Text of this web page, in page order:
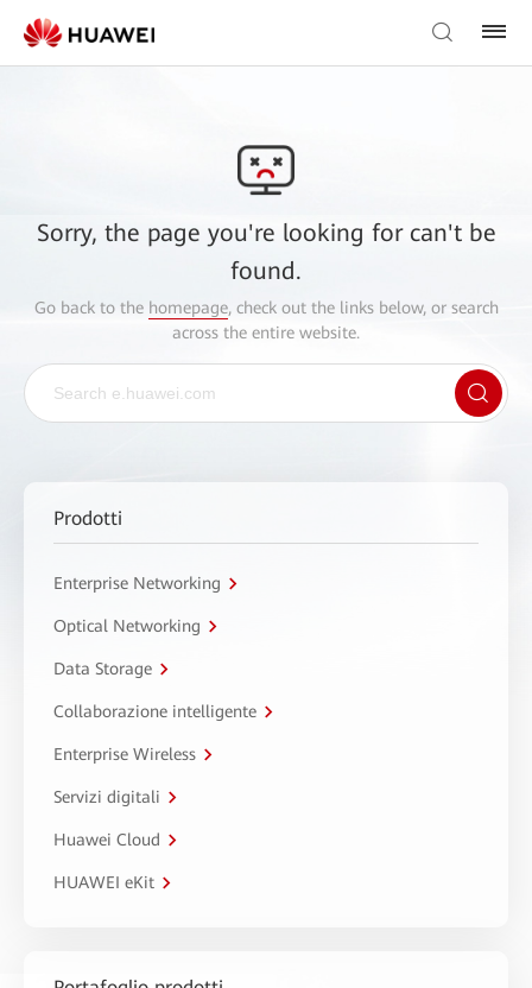
Sorry, the page you're looking for can't be
found.
Go back to the homepage, check out the links below, or search
across the entire website.
Prodotti
Enterprise Networking
Optical Networking
Data Storage
Collaborazione intelligente
Enterprise Wireless
Servizi digitali
Huawei Cloud
HUAWEI eKit